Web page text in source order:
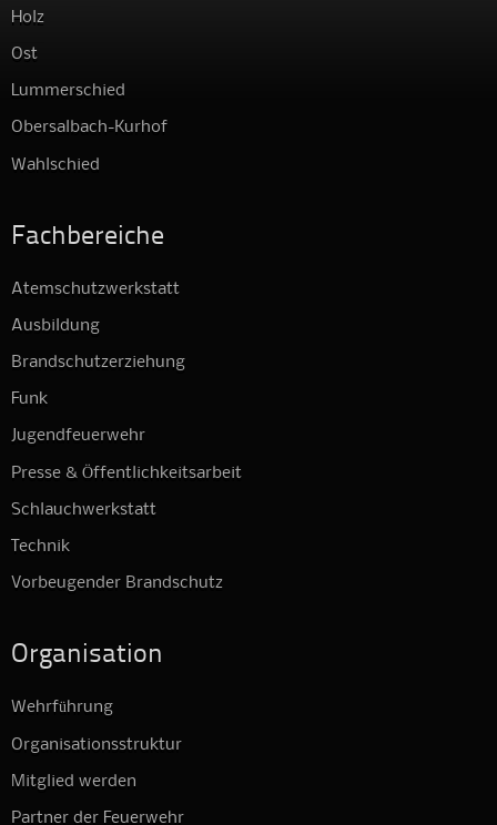
Holz
Ost
Lummerschied
Obersalbach-Kurhof
Wahlschied
Fachbereiche
Atemschutzwerkstatt
Ausbildung
Brandschutzerziehung
Funk
Jugendfeuerwehr
Presse & Öffentlichkeitsarbeit
Schlauchwerkstatt
Technik
Vorbeugender Brandschutz
Organisation
Wehrführung
Organisationsstruktur
Mitglied werden
Partner der Feuerwehr